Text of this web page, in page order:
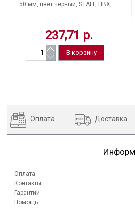
50 мм, цвет черный, STAFF, ПВХ,
237,71 р.
Оплата Доставка
Оплата
Контакты
Гарантии
Помощь